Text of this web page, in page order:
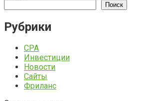
Поиск
Рубрики
CPA
Инвестиции
Новости
Сайты
Фриланс